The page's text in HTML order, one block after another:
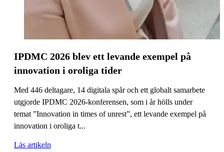
IPDMC 2026 blev ett levande exempel på
innovation i oroliga tider
Med 446 deltagare, 14 digitala spår och ett globalt samarbete
utgjorde IPDMC 2026-konferensen, som i år hölls under
temat ”Innovation in times of unrest”, ett levande exempel på
innovation i oroliga t...
Läs artikeln